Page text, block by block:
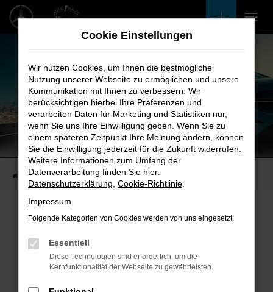
Zum
Unsere Fahrzeugangebote
Bei uns finden Sie bestimmt Ihren Nächsten
Startseite Fahrzeugangebote Bestandsfahrzeuge
Fehler: Network Error
Beim Laden ist ein Fehler aufgetreten.
Cookie Einstellungen
Wir nutzen Cookies, um Ihnen die bestmögliche
Nutzung unserer Webseite zu ermöglichen und unsere
Kommunikation mit Ihnen zu verbessern. Wir
berücksichtigen hierbei Ihre Präferenzen und
verarbeiten Daten für Marketing und Statistiken nur,
wenn Sie uns Ihre Einwilligung geben. Wenn Sie zu
einem späteren Zeitpunkt Ihre Meinung ändern, können
Sie die Einwilligung jederzeit für die Zukunft widerrufen.
Weitere Informationen zum Umfang der
Datenverarbeitung finden Sie hier:
Datenschutzerklärung Cookie-Richtlinie
Impressum
Folgende Kategorien von Cookies werden von uns eingesetzt:
Essentiell
Diese Technologien sind erforderlich, um die
Kernfunktionalität der Webseite zu gewährleisten.